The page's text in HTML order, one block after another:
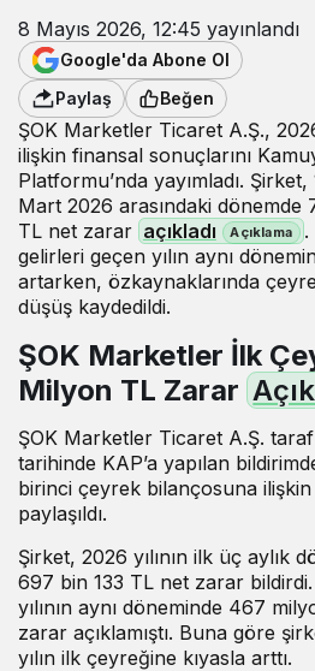
8 Mayıs 2026, 12:45 yayınlandı
Google'da Abone Ol
Paylaş
Beğen
ŞOK Marketler Ticaret A.Ş.,
ilişkin finansal sonuçlarını
Platformu’nda yayımladı.
Mart 2026 arasındaki dönemde
TL net zarar açıkladı
.
gelirleri geçen yılın aynı
artarken, özkaynaklarında
düşüş kaydedildi.
ŞOK Marketler İlk
Milyon TL Zarar
ŞOK Marketler Ticaret A.Ş.
tarihinde KAP’a yapılan
birinci çeyrek bilançosuna
paylaşıldı.
Şirket, 2026 yılının ilk üç aylık
697 bin 133 TL net zarar
yılının aynı döneminde 467
zarar açıklamıştı. Buna göre
yılın ilk çeyreğine kıyasla arttı.